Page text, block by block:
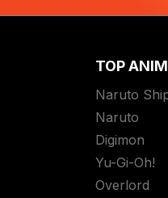
TOP
Naruto
Naruto
Digimon
Yu-Gi-Oh!
Overlord